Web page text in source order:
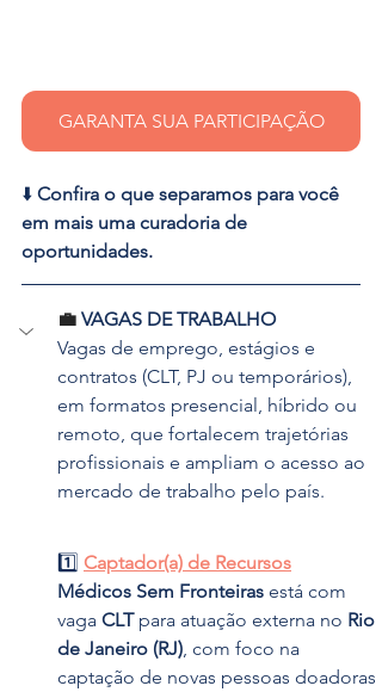
GARANTA SUA PARTICIPAÇÃO
⬇️ Confira o que separamos para você
em mais uma curadoria de
oportunidades.
💼 VAGAS DE TRABALHO
Vagas de emprego, estágios e
contratos (CLT, PJ ou temporários),
em formatos presencial, híbrido ou
remoto, que fortalecem trajetórias
profissionais e ampliam o acesso ao
mercado de trabalho pelo país.
1️⃣ Captador(a) de Recursos
Médicos Sem Fronteiras está com
vaga CLT para atuação externa no Rio
de Janeiro (RJ) , com foco na
captação de novas pessoas doadoras